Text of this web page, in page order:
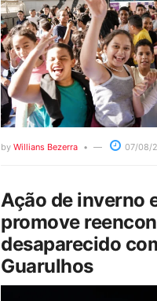
by Willians Bezerra 07/08/
Ação de inverno
promove
desaparecido
Guarulhos